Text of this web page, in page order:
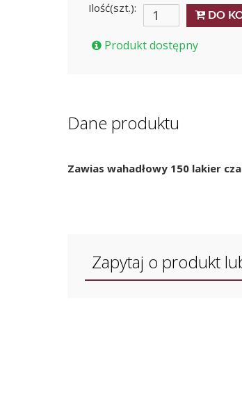
Ilość(szt.):
DO
Produkt dostępny
Dane produktu
Zawias wahadłowy 150 lakier
Zapytaj o produkt